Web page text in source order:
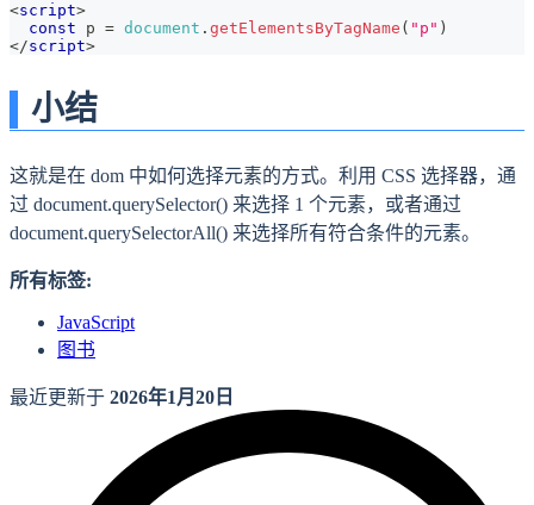
<script>
const p = document . getElementsByTagName ( "p" )
</script>
小结
这就是在 dom 中如何选择元素的方式。利用 CSS 选择器，通
过 document.querySelector() 来选择 1 个元素，或者通过
document.querySelectorAll() 来选择所有符合条件的元素。
所有标签:
JavaScript
图书
最近更新于 2026年1月20日